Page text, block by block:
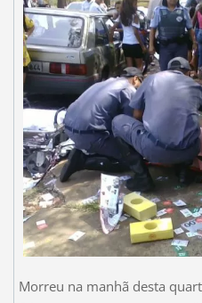
Morreu na manhã desta